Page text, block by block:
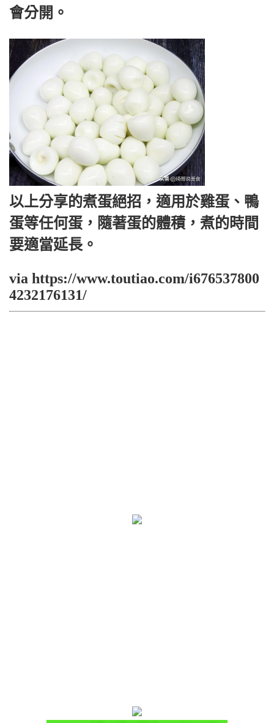
會分開。
以上分享的煮蛋絕招，適用於雞蛋、鴨
蛋等任何蛋，隨著蛋的體積，煮的時間
要適當延長。
via https://www.toutiao.com/i676537800
4232176131/